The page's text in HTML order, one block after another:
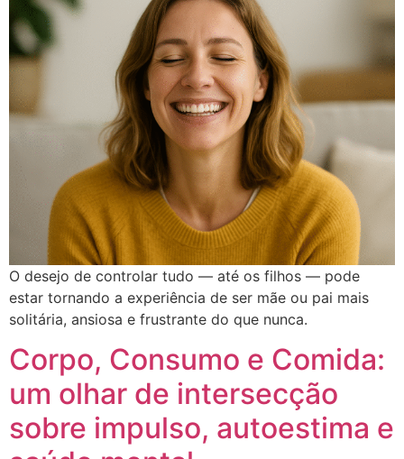
O desejo de controlar tudo — até os filhos — pode
estar tornando a experiência de ser mãe ou pai mais
solitária, ansiosa e frustrante do que nunca.
Corpo, Consumo e Comida:
um olhar de intersecção
sobre impulso, autoestima e